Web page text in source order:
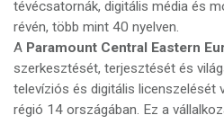
tévécsatornák, digitális média és
révén, több mint 40 nyelven.
A Paramount Central Eastern
szerkesztését, terjesztését és
televíziós és digitális licenszelését
régió 14 országában. Ez a